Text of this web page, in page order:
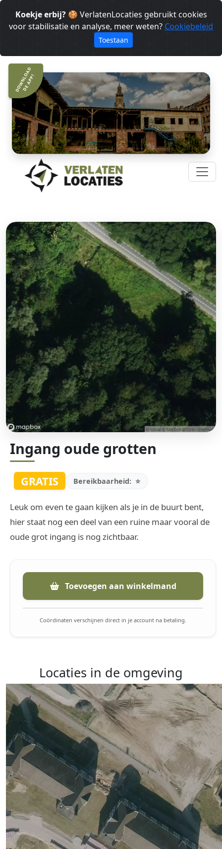
Koekje erbij?🍪 VerlatenLocaties gebruikt cookies
voor stabilisatie en analyse, meer weten? Cookiebeleid
Toestaan
DOWNLOAD
DE APP!
Ingang oude grotten
GRATIS Bereikbaarheid: ⭐
Leuk om even te gaan kijken als je in de buurt bent,
hier staat nog een deel van een ruine maar vooral de
oude grot ingang is nog zichtbaar.
Toevoegen aan winkelmand
Coördinaten verschijnen direct in je account na betaling.
Locaties in de omgeving